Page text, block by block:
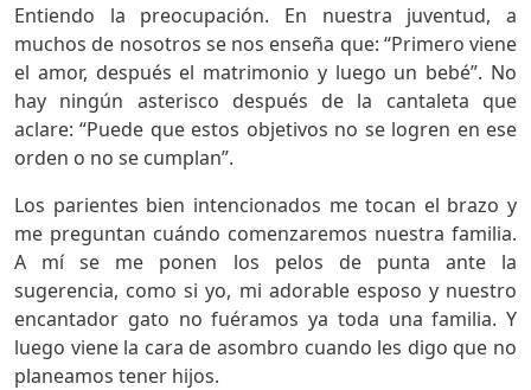
Entiendo la preocupación. En nuestra juventud, a
muchos de nosotros se nos enseña que: “Primero viene
el amor, después el matrimonio y luego un bebé”. No
hay ningún asterisco después de la cantaleta que
aclare: “Puede que estos objetivos no se logren en ese
orden o no se cumplan”.
Los parientes bien intencionados me tocan el brazo y
me preguntan cuándo comenzaremos nuestra familia.
A mí se me ponen los pelos de punta ante la
sugerencia, como si yo, mi adorable esposo y nuestro
encantador gato no fuéramos ya toda una familia. Y
luego viene la cara de asombro cuando les digo que no
planeamos tener hijos.